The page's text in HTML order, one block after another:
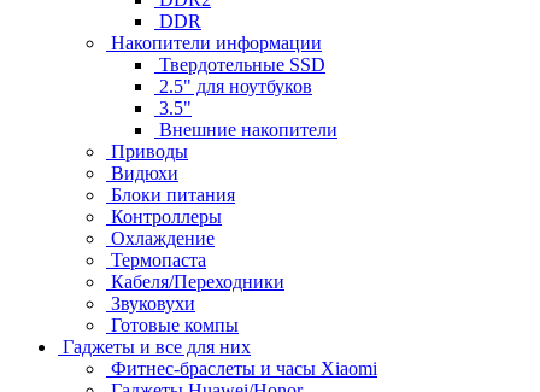
DDR
Накопители информации
Твердотельные SSD
2.5" для ноутбуков
3.5"
Внешние накопители
Приводы
Видюхи
Блоки питания
Контроллеры
Охлаждение
Термопаста
Кабеля/Переходники
Звуковухи
Готовые компы
Гаджеты и все для них
Фитнес-браслеты и часы Xiaomi